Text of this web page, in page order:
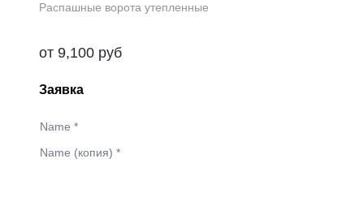
Распашные ворота утепленные
от 9,100 руб
Заявка
Name *
Name (копия) *